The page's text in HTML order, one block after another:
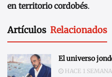
en territorio cordobés.
Artículos Relacionados
El universo
HACE 1 SEMANA